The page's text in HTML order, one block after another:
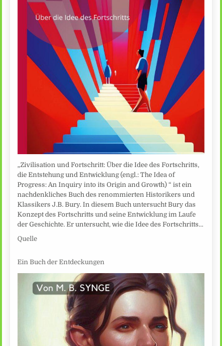
„Zivilisation und Fortschritt: Über die Idee des Fortschritts,
die Entstehung und Entwicklung (engl.: The Idea of
Progress: An Inquiry into its Origin and Growth) “ ist ein
nachdenkliches Buch des renommierten Historikers und
Klassikers J.B. Bury. In diesem Buch untersucht Bury das
Konzept des Fortschritts und seine Entwicklung im Laufe
der Geschichte. Er untersucht, wie die Idee des Fortschritts…
Quelle
Ein Buch der Entdeckungen